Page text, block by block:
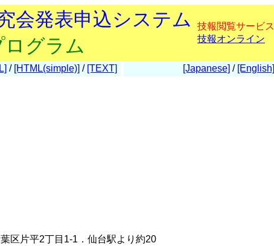
会発表申込システム
グラム
技報閲覧サービス
技報オンライン
/ [HTML(simple)] / [TEXT] [Japanese] / [English]
区片平2丁目1-1．仙台駅より約20